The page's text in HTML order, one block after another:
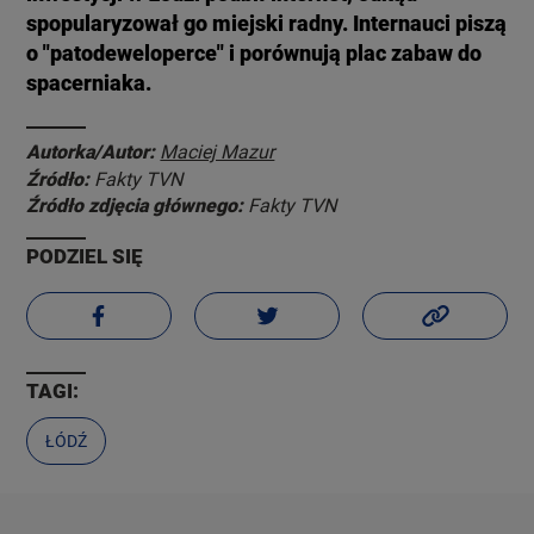
spopularyzował go miejski radny. Internauci piszą
o "patodeweloperce" i porównują plac zabaw do
spacerniaka.
Autorka/Autor: Maciej Mazur
Źródło: Fakty TVN
Źródło zdjęcia głównego: Fakty TVN
PODZIEL SIĘ
TAGI:
ŁÓDŹ